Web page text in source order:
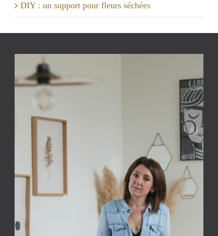
DIY : un support pour fleurs séchées